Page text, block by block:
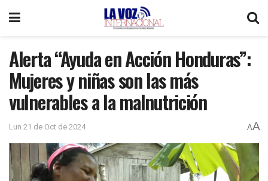
Alerta “Ayuda en Acción Honduras”:
Mujeres y niñas son las más
vulnerables a la malnutrición
Lun 21 de Oct de 2024 AA